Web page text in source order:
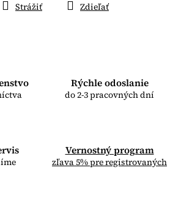
Rýchle odoslanie
do 2-3 pracovných dní
Vernostný program
zľava 5% pre registrovaných
Strážiť Zdieľať